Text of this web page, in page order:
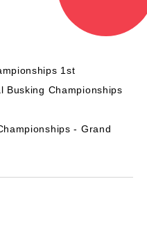
1st
Busking Championships
- Grand